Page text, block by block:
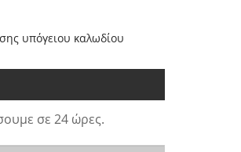
υπόγειου καλωδίου
σε 24 ώρες.